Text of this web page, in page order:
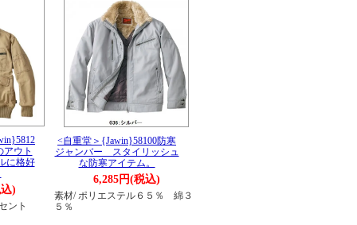
ウト
に格好
)
ント
<自重堂＞{Jawin}58100防寒
ジャンバー スタイリッシュ
な防寒アイテム。
6,285円(税込)
素材/ ポリエステル６５％ 綿３
５％